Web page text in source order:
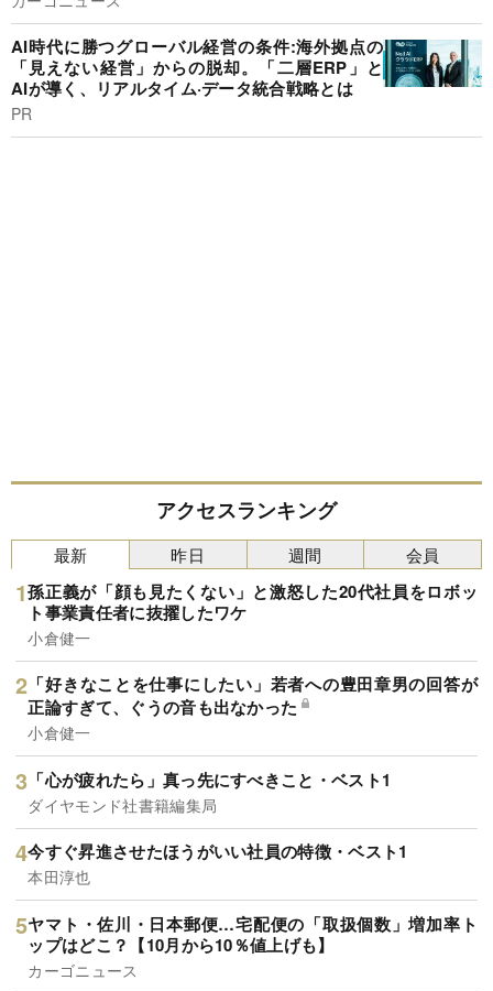
AI時代に勝つグローバル経営の条件:海外拠点の
「見えない経営」からの脱却。「二層ERP」と
AIが導く、リアルタイム·データ統合戦略とは
PR
アクセスランキング
最新
孫正義が「顔も見たくない」と激怒した20代社員をロボッ
ト事業責任者に抜擢したワケ
小倉健一
「好きなことを仕事にしたい」若者への豊田章男の回答が
正論すぎて、ぐうの音も出なかった
小倉健一
「心が疲れたら」真っ先にすべきこと・ベスト1
ダイヤモンド社書籍編集局
今すぐ昇進させたほうがいい社員の特徴・ベスト1
本田淳也
ヤマト・佐川・日本郵便…宅配便の「取扱個数」増加率ト
ップはどこ？【10月から10％値上げも】
カーゴニュース
昨日 週間 会員